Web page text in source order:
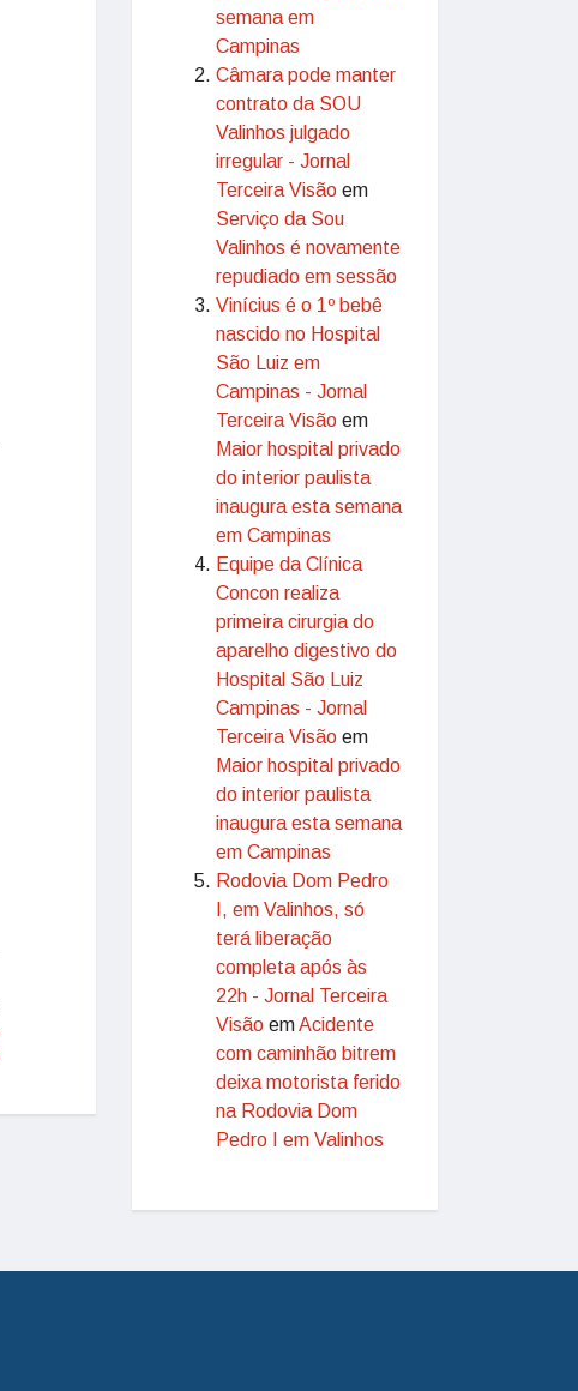
semana em
Campinas
Câmara pode manter
contrato da SOU
Valinhos julgado
irregular - Jornal
Terceira Visão em
Serviço da Sou
Valinhos é novamente
repudiado em sessão
Vinícius é o 1º bebê
nascido no Hospital
São Luiz em
Campinas - Jornal
Terceira Visão em
Maior hospital privado
do interior paulista
inaugura esta semana
em Campinas
Equipe da Clínica
Concon realiza
primeira cirurgia do
aparelho digestivo do
Hospital São Luiz
Campinas - Jornal
Terceira Visão em
Maior hospital privado
do interior paulista
inaugura esta semana
em Campinas
Rodovia Dom Pedro
I, em Valinhos, só
terá liberação
completa após às
22h - Jornal Terceira
Visão emAcidente
com caminhão bitrem
deixa motorista ferido
na Rodovia Dom
Pedro I em Valinhos